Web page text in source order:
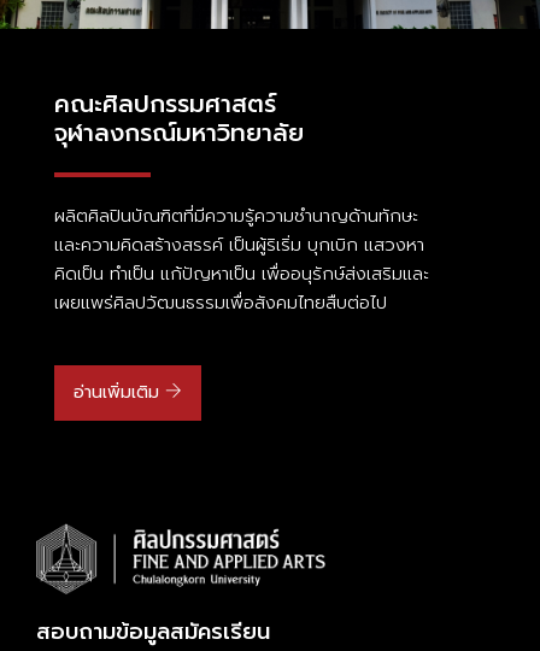
คณะศิลปกรรมศาสตร์
จุฬาลงกรณ์มหาวิทยาลัย
ผลิตศิลปินบัณฑิตที่มีความรู้ความชำนาญด้านทักษะ
และความคิดสร้างสรรค์ เป็นผู้ริเริ่ม บุกเบิก แสวงหา
คิดเป็น ทำเป็น แก้ปัญหาเป็น เพื่ออนุรักษ์ส่งเสริมและ
เผยแพร่ศิลปวัฒนธรรมเพื่อสังคมไทยสืบต่อไป
อ่านเพิ่มเติม
สอบถามข้อมูลสมัครเรียน